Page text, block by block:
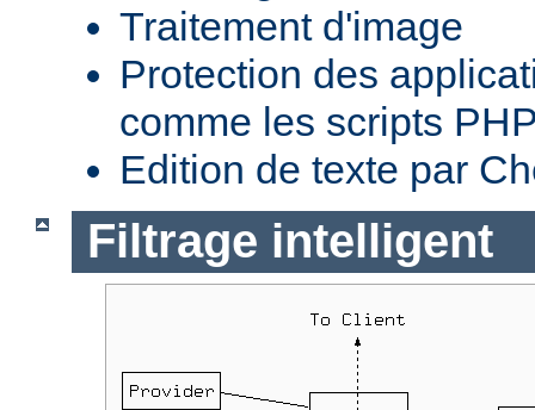
Traitement d'image
Protection des
comme les scripts
Edition de texte par
Filtrage intelligent